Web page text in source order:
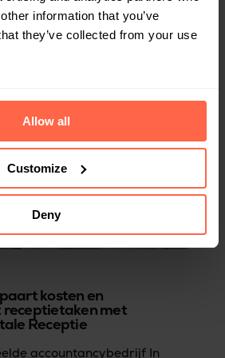
information that you’ve
they’ve collected from your use
Allow all
Customize
Deny
kon verlopen, zonder
bij medewerkers als
voor Bringme. De
was dé oplossing op het
kosten en
met
Receptie
accountancybedrijf In